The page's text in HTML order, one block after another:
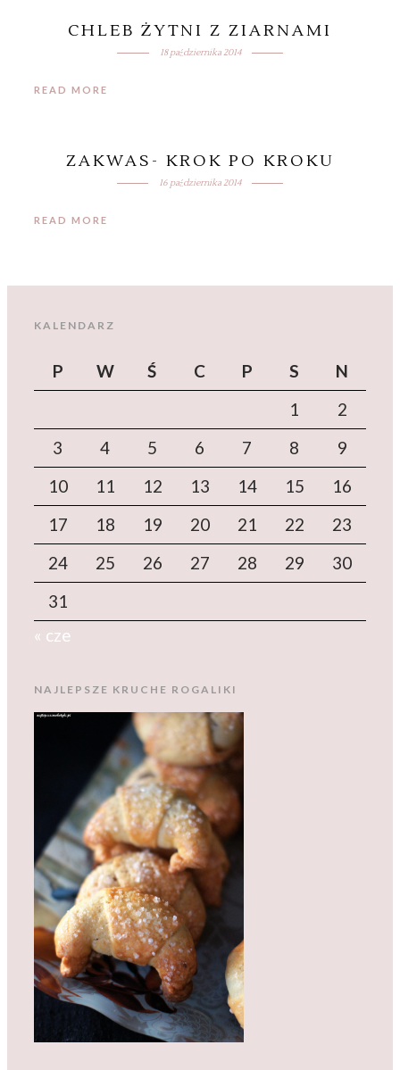
CHLEB ŻYTNI Z ZIARNAMI
18 października 2014
READ MORE
ZAKWAS- KROK PO KROKU
16 października 2014
READ MORE
KALENDARZ
P W Ś C P S
N
1
2
3
4 5 6 7 8
9
10
11 12 13 14 15
16
17
18 19 20 21 22
23
24
25 26 27 28 29
30
31
« cze
NAJLEPSZE KRUCHE ROGALIKI